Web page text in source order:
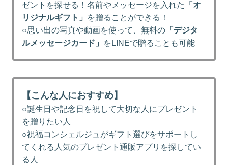
ゼントを探せる！名前やメッセージを入れた
「オ
リジナルギフト」 を贈ることができる！
○思い出の写真や動画を使って、無料の 「デジタ
ルメッセージカード」 をLINEで贈ることも可能
【こんな人におすすめ】
○誕生日や記念日を祝して大切な人にプレゼント
を贈りたい人
○祝福コンシェルジュがギフト選びをサポートし
てくれる人気のプレゼント通販アプリを探してい
る人